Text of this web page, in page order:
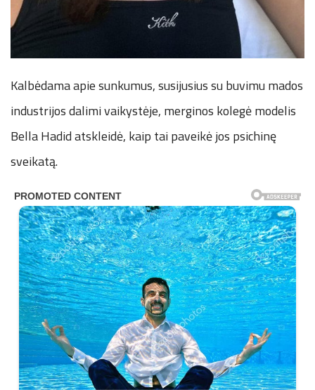
Kalbėdama apie sunkumus, susijusius su buvimu mados
industrijos dalimi vaikystėje, merginos kolegė modelis
Bella Hadid atskleidė, kaip tai paveikė jos psichinę
sveikatą.